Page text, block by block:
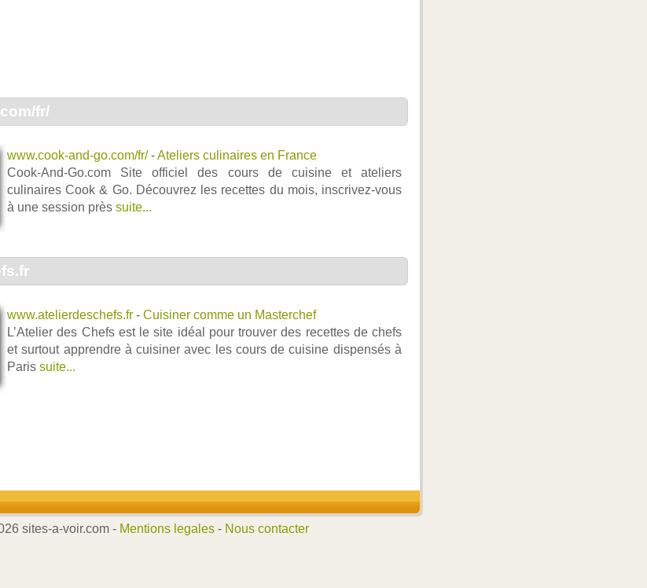
fr/
www.cook-and-go.com/fr/-Ateliers culinaires en France
Cook-And-Go.com Site officiel des cours de cuisine et ateliers
culinaires Cook & Go. Découvrez les recettes du mois, inscrivez-vous
à une session près suite...
www.atelierdeschefs.fr - Cuisiner comme un Masterchef
L’Atelier des Chefs est le site idéal pour trouver des recettes de chefs
et surtout apprendre à cuisiner avec les cours de cuisine dispensés à
Paris suite...
sites-a-voir.com - Mentions legales - Nous contacter